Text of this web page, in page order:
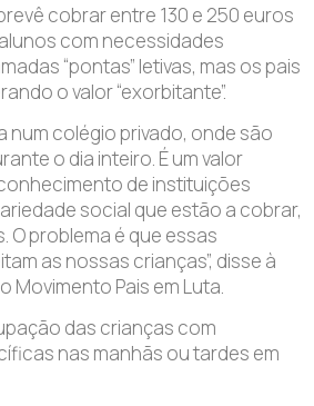
cobrar entre 130 e 250 euros
com necessidades
“pontas” letivas, mas os pais
o valor “exorbitante”.
num colégio privado, onde são
o dia inteiro. É um valor
de instituições
social que estão a cobrar,
O problema é que essas
as nossas crianças”, disse à
Movimento Pais em Luta.
das crianças com
nas manhãs ou tardes em